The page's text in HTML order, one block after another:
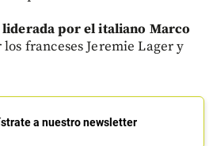
por el italiano Marco
franceses Jeremie Lager y
a nuestro newsletter